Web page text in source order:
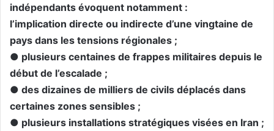
indépendants évoquent notamment :
l’implication directe ou indirecte d’une vingtaine de
pays dans les tensions régionales ;
● plusieurs centaines de frappes militaires depuis le
début de l’escalade ;
● des dizaines de milliers de civils déplacés dans
certaines zones sensibles ;
● plusieurs installations stratégiques visées en Iran ;